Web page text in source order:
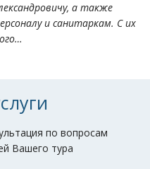
а также
и санитаркам. С их
по вопросам
Вашего тура